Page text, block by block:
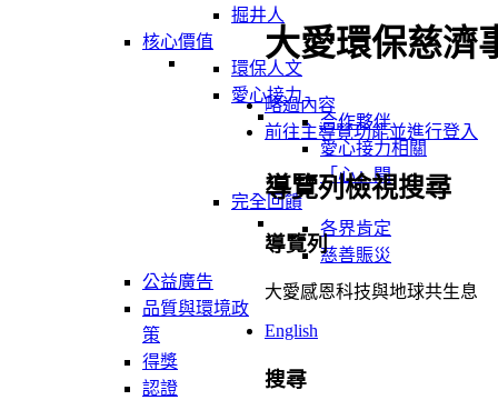
掘井人
核心價值
環保人文
愛心接力
合作夥伴
愛心接力相關
「心」聞
完全回饋
各界肯定
慈善賑災
公益廣告
品質與環境政
策
得獎
認證
大愛環保慈濟
略過內容
前往主導覽功能並進行登入
導覽列檢視搜尋
導覽列
大愛感恩科技與地球共生息
English
搜尋